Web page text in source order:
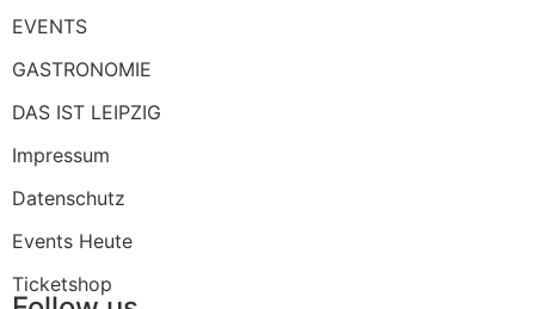
EVENTS
GASTRONOMIE
DAS IST LEIPZIG
Impressum
Datenschutz
Events Heute
Ticketshop